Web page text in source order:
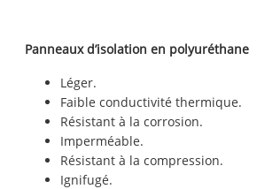
Panneaux d’isolation en polyuréthane
Léger.
Faible conductivité thermique.
Résistant à la corrosion.
Imperméable.
Résistant à la compression.
Ignifugé.